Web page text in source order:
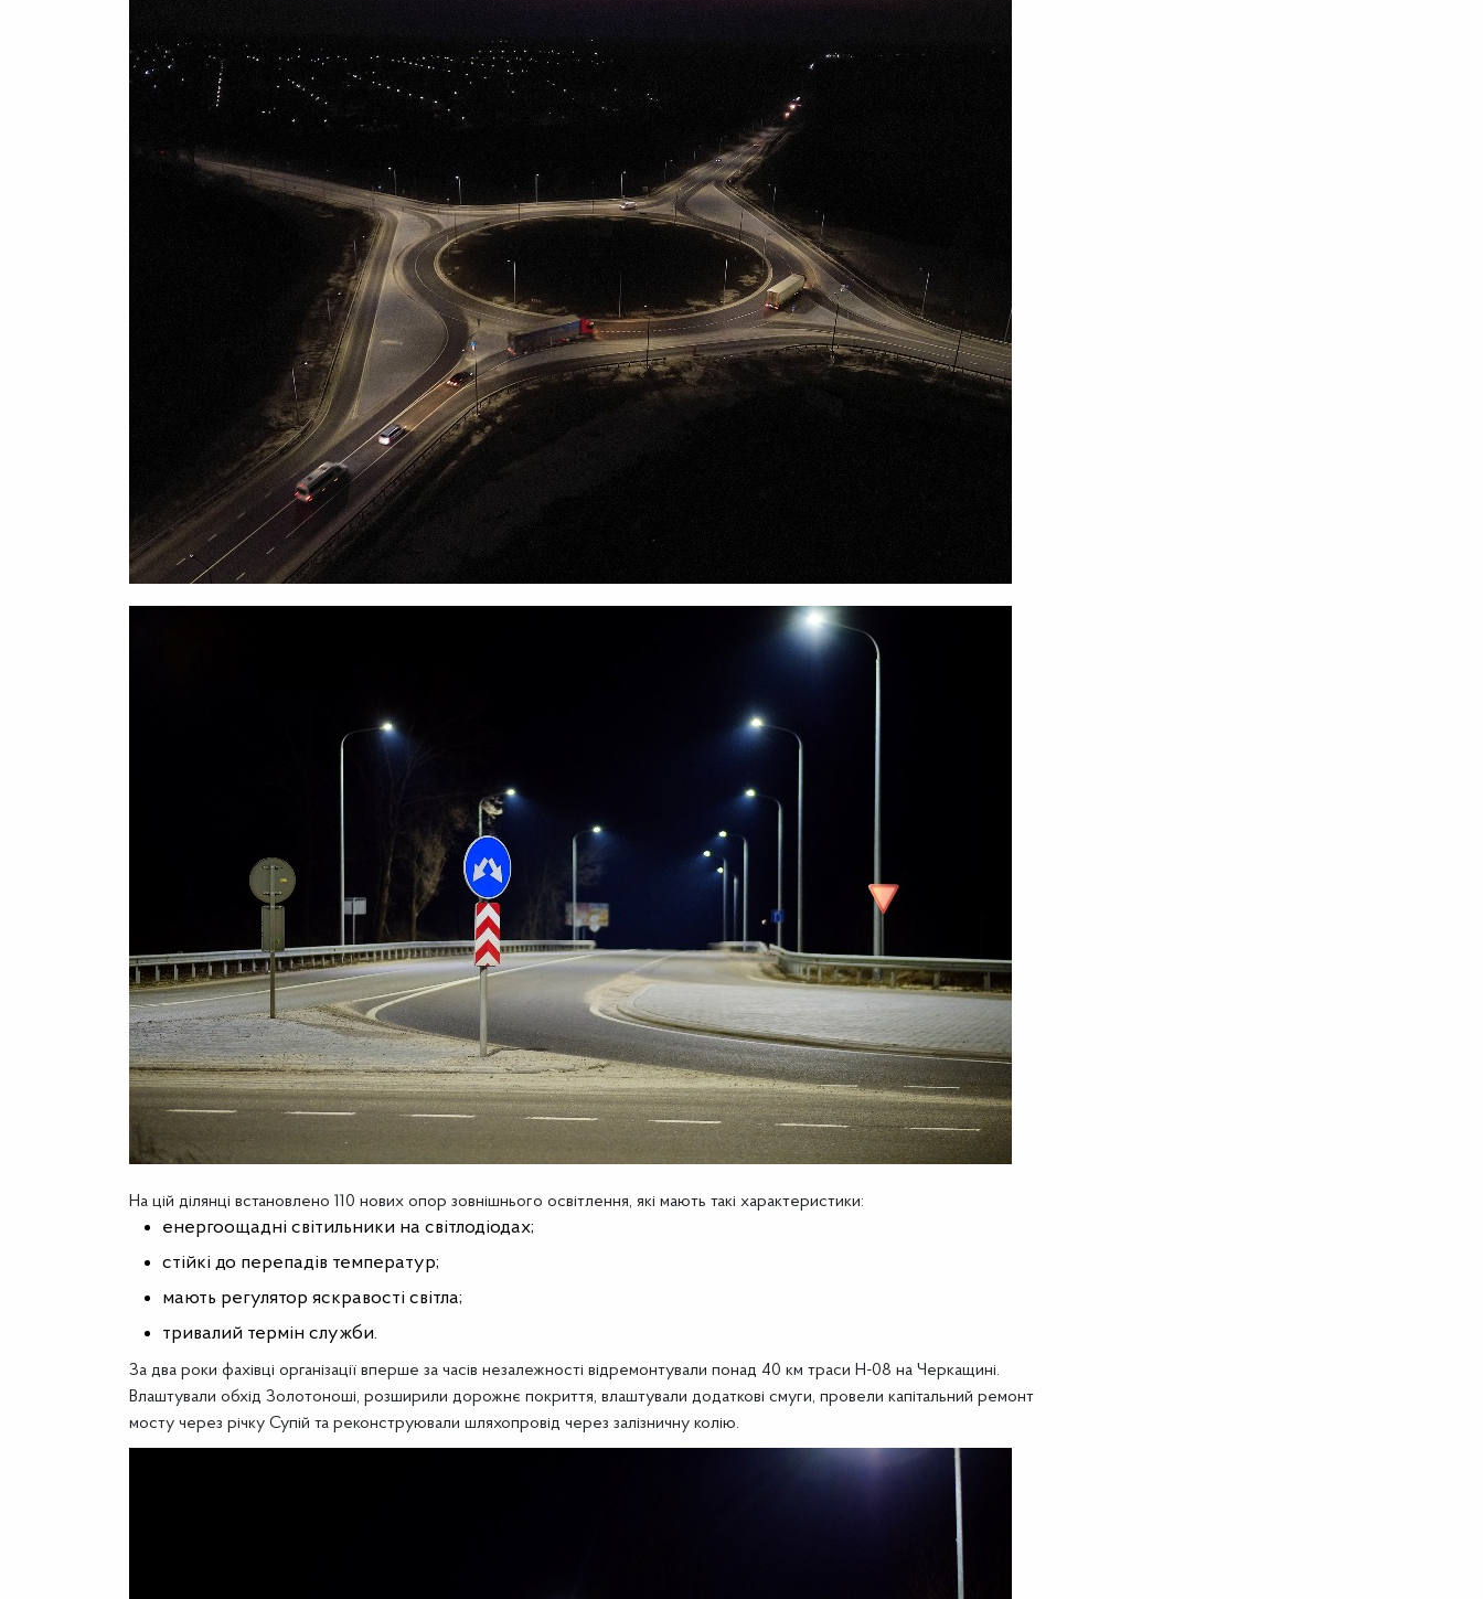
На цій ділянці встановлено 110 нових опор зовнішнього освітлення, які мають такі характеристики:
енергоощадні світильники на світлодіодах;
стійкі до перепадів температур;
мають регулятор яскравості світла;
тривалий термін служби.
За два роки фахівці організації вперше за часів незалежності відремонтували понад 40 км траси Н-08 на Черкащині.
Влаштували обхід Золотоноші, розширили дорожнє покриття, влаштували додаткові смуги, провели капітальний ремонт
мосту через річку Супій та реконструювали шляхопровід через залізничну колію.